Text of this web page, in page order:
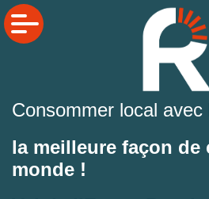
Consommer local
la meilleure façon de
monde !